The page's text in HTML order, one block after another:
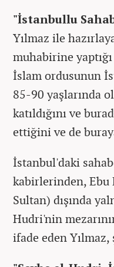
"İstanbullu
Yılmaz ile
muhabirine
İslam ordusunun
85-90 yaşlarında
katıldığını ve
ettiğini ve de
İstanbul'daki
kabirlerinden, Ebu
Sultan) dışında
Hudri'nin
ifade eden